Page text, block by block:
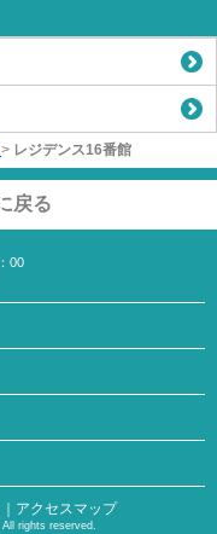
> レジデンス16番館
戻る
00
｜アクセスマップ
rights reserved.